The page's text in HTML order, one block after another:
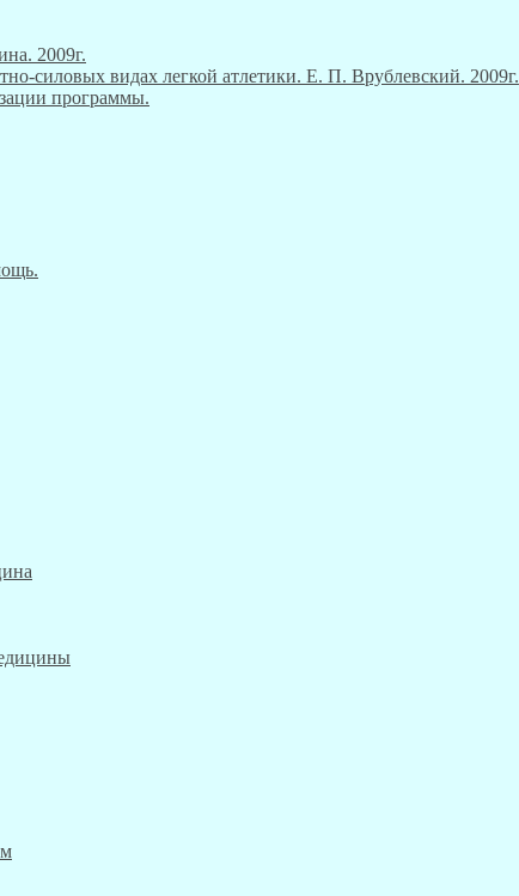
2009г.
силовых видах легкой атлетики. Е. П. Врублевский. 2009г.
программы.